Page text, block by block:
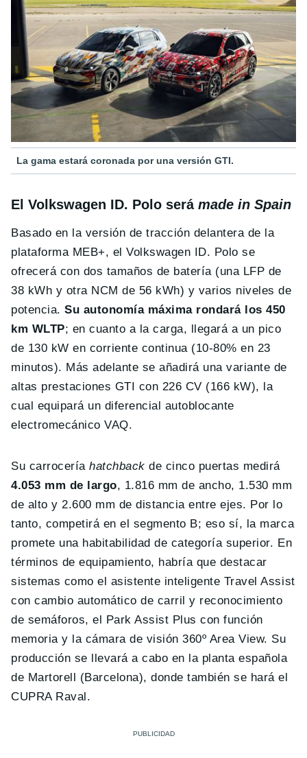
La gama estará coronada por una versión GTI.
El Volkswagen ID. Polo será made in Spain
Basado en la versión de tracción delantera de la
plataforma MEB+, el Volkswagen ID. Polo se
ofrecerá con dos tamaños de batería (una LFP de
38 kWh y otra NCM de 56 kWh) y varios niveles de
potencia.Su autonomía máxima rondará los 450
km WLTP; en cuanto a la carga, llegará a un pico
de 130 kW en corriente continua (10-80% en 23
minutos). Más adelante se añadirá una variante de
altas prestaciones GTI con 226 CV (166 kW), la
cual equipará un diferencial autoblocante
electromecánico VAQ.
Su carroceríahatchbackde cinco puertas medirá
4.053 mm de largo, 1.816 mm de ancho, 1.530 mm
de alto y 2.600 mm de distancia entre ejes. Por lo
tanto, competirá en el segmento B; eso sí, la marca
promete una habitabilidad de categoría superior. En
términos de equipamiento, habría que destacar
sistemas como el asistente inteligente Travel Assist
con cambio automático de carril y reconocimiento
de semáforos, el Park Assist Plus con función
memoria y la cámara de visión 360º Area View. Su
producción se llevará a cabo en la planta española
de Martorell (Barcelona), donde también se hará el
CUPRA Raval.